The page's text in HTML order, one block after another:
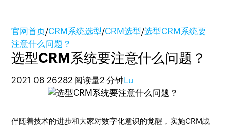
官网首页/CRM系统选型/CRM选型/选型CRM系统要
注意什么问题？
选型CRM系统要注意什么问题？
2021-08-26282 阅读量2 分钟 Lu
伴随着技术的进步和大家对数字化意识的觉醒，实施CRM战